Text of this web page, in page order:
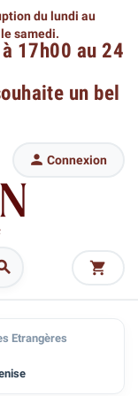
du lundi au
samedi.
17h00 au 24
un bel
 Connexion

Etrangères